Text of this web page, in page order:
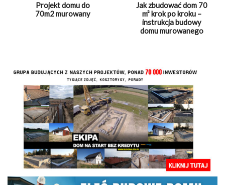
Projekt domu do
70m2 murowany
Jak zbudować dom 70
m² krok po kroku –
instrukcja budowy
domu murowanego